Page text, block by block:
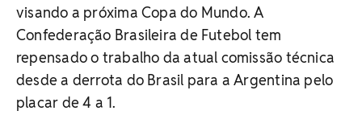
visando a próxima Copa do Mundo. A
Confederação Brasileira de Futebol tem
repensado o trabalho da atual comissão técnica
desde a derrota do Brasil para a Argentina pelo
placar de 4 a 1.